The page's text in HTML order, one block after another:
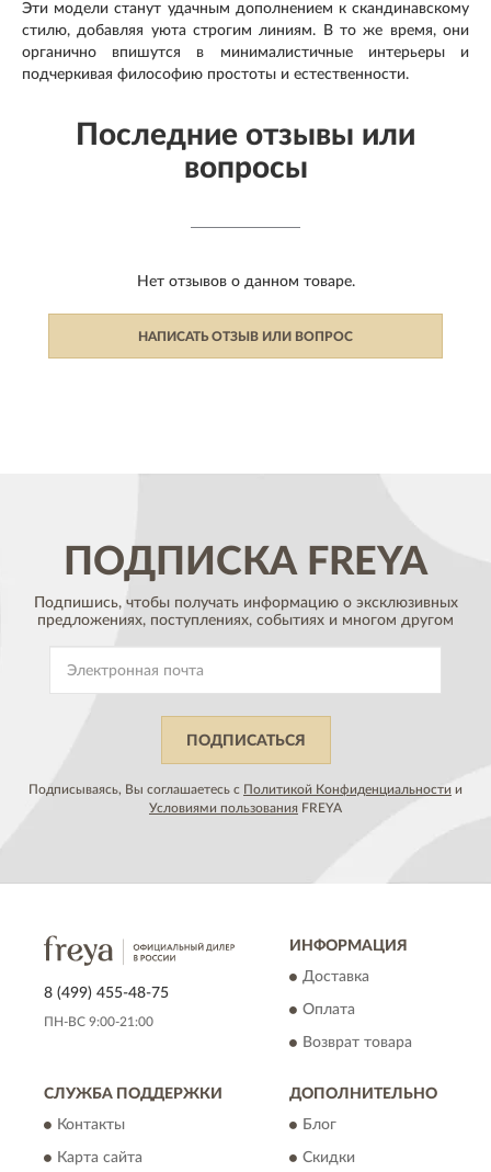
Эти модели станут удачным дополнением к скандинавскому
стилю, добавляя уюта строгим линиям. В то же время, они
органично впишутся в минималистичные интерьеры и
подчеркивая философию простоты и естественности.
Последние отзывы или
вопросы
Нет отзывов о данном товаре.
НАПИСАТЬ ОТЗЫВ ИЛИ ВОПРОС
ПОДПИСКА FREYA
Подпишись, чтобы получать информацию о эксклюзивных
предложениях, поступлениях, событиях и многом другом
ПОДПИСАТЬСЯ
Подписываясь, Вы соглашаетесь с Политикой Конфиденциальности и
Условиями пользования FREYA
8 (499) 455-48-75
ПН-ВС 9:00-21:00
ИНФОРМАЦИЯ
Доставка
Оплата
Возврат товара
СЛУЖБА ПОДДЕРЖКИ
Контакты
Карта сайта
ДОПОЛНИТЕЛЬНО
Блог
Скидки